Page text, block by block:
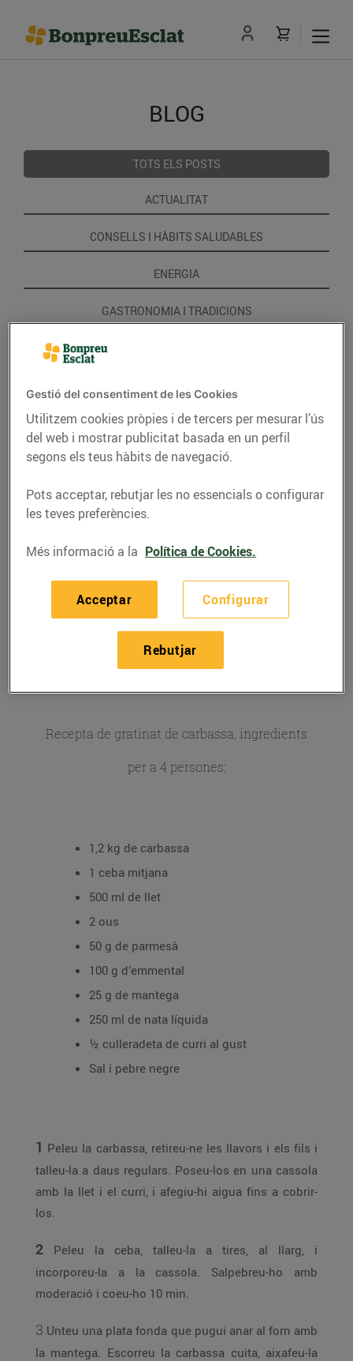
BLOG
TOTS ELS POSTS
ACTUALITAT
CONSELLS I HÀBITS SALUDABLES
ENERGIA
GASTRONOMIA I TRADICIONS
RECEPTES
Gratinat de carbassa
Recepta de gratinat de carbassa, ingredients
per a 4 persones:
1,2 kg de carbassa
1 ceba mitjana
500 ml de llet
2 ous
50 g de parmesà
100 g d’emmental
25 g de mantega
250 ml de nata líquida
½ culleradeta de curri al gust
Sal i pebre negre
1 Peleu la carbassa, retireu-ne les llavors i els fils i
talleu-la a daus regulars. Poseu-los en una cassola
amb la llet i el curri, i afegiu-hi aigua fins a cobrir-
los.
2 Peleu la ceba, talleu-la a tires, al llarg, i
incorporeu-la a la cassola. Salpebreu-ho amb
moderació i coeu-ho 10 min.
3 Unteu una plata fonda que pugui anar al forn amb
la mantega. Escorreu la carbassa cuita, aixafeu-la
Gestió del consentiment de les Cookies
Utilitzem cookies pròpies i de tercers per mesurar l’ús
del web i mostrar publicitat basada en un perfil
segons els teus hàbits de navegació.
Pots acceptar, rebutjar les no essencials o configurar
les teves preferències.
Més informació a la Política de Cookies.
Configurar
Rebutjar
Acceptar